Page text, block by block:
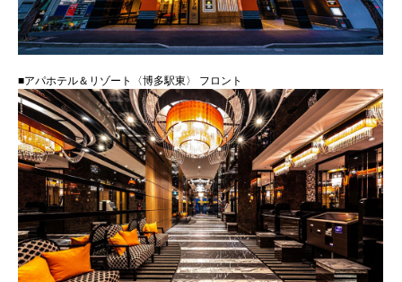
■アパホテル＆リゾート〈博多駅東〉 フロント